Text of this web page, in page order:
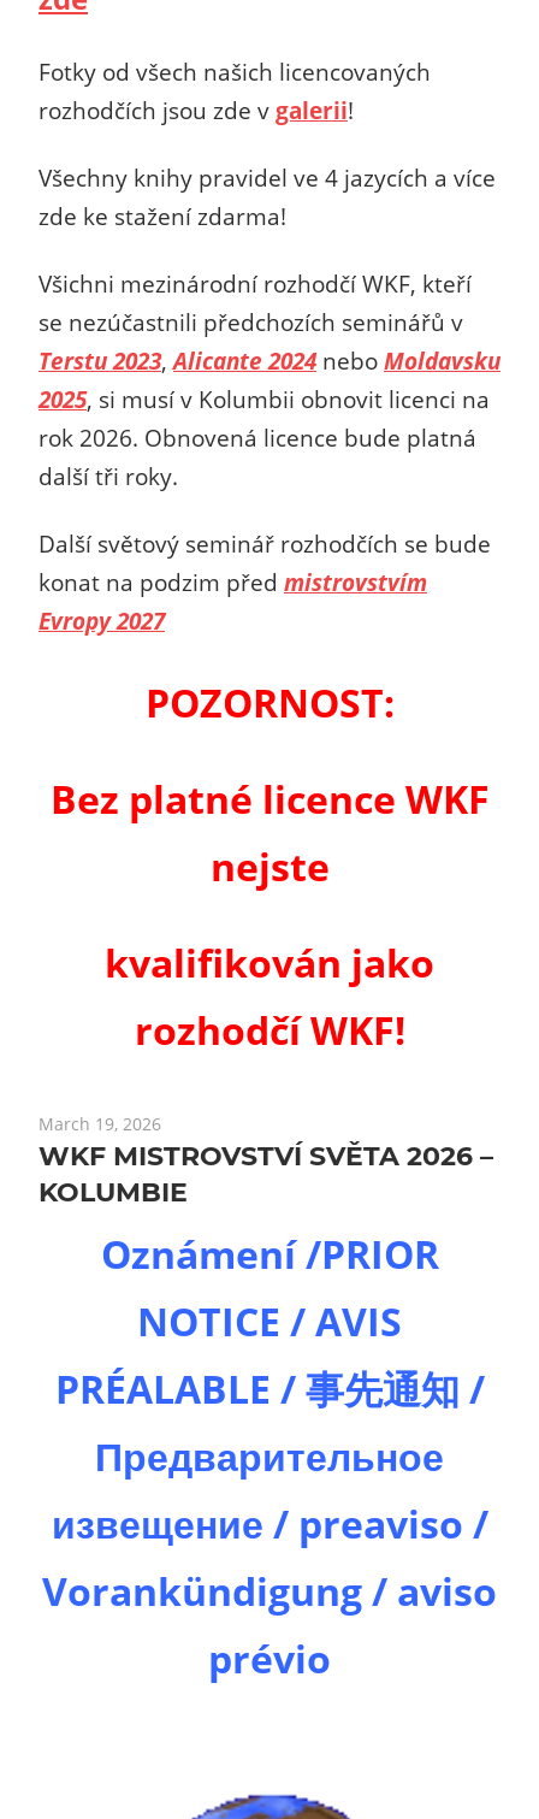
Fotky od všech našich licencovaných
rozhodčích jsou zde v galerii!
Všechny knihy pravidel ve 4 jazycích a více
zde ke stažení zdarma!
Všichni mezinárodní rozhodčí WKF, kteří
se nezúčastnili předchozích seminářů v
Terstu 2023,Alicante 2024nebo Moldavsku
2025, si musí v Kolumbii obnovit licenci na
rok 2026. Obnovená licence bude platná
další tři roky.
Další světový seminář rozhodčích se bude
konat na podzim před mistrovstvím
Evropy 2027
POZORNOST:
Bez platné licence WKF
nejste
kvalifikován jako
rozhodčí WKF!
March 19, 2026
WKF MISTROVSTVÍ SVĚTA 2026 –
KOLUMBIE
Oznámení /PRIOR
NOTICE / AVIS
PRÉALABLE / 事先通知 /
Предварительное
извещение / preaviso /
Vorankündigung / aviso
prévio